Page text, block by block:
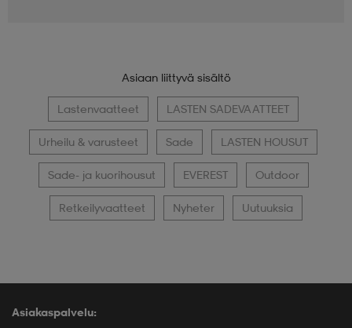
Asiaan liittyvä sisältö
Lastenvaatteet LASTEN SADEVAATTEET
Urheilu & varusteet Sade LASTEN HOUSUT
Sade- ja kuorihousut EVEREST Outdoor
Retkeilyvaatteet Nyheter Uutuuksia
Asiakaspalvelu: